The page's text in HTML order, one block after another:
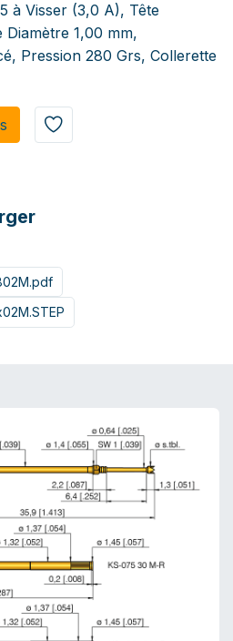
à Visser (3,0 A), Tête
1,00 mm,
Pression 280 Grs, Collerette